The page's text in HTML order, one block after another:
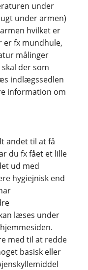
under
under armen)
hvilket er
fx mundhule,
målinger
der som
indlægssedlen
information om
andet til at få
du fx fået et lille
ud med
hygiejnisk end
læses under
med til at redde
basisk eller